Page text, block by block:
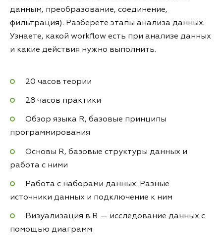
данным, преобразование, соединение,
фильтрация). Разберёте этапы анализа данных.
Узнаете, какой workflow есть при анализе данных
и какие действия нужно выполнить.
20 часов теории
28 часов практики
Обзор языка R, базовые принципы
программирования
Основы R, базовые структуры данных и
работа с ними
Работа с наборами данных. Разные
источники данных и подключение к ним
Визуализация в R — исследование данных с
помощью диаграмм